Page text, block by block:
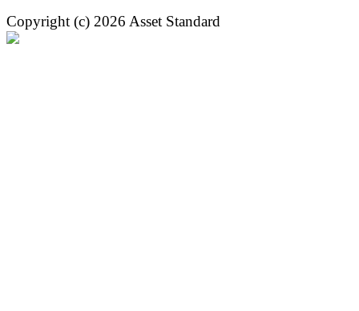
Copyright (c) 2026 Asset Standard